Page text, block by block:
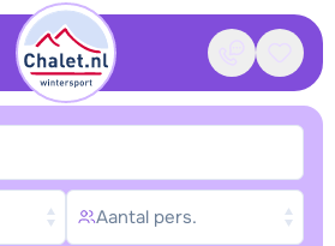
Contact
Aantal pers.